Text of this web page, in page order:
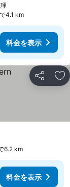
4.1 km
料金を表示
シェア お
6.2 km
料金を表示